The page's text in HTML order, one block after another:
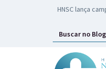
HNSC lança